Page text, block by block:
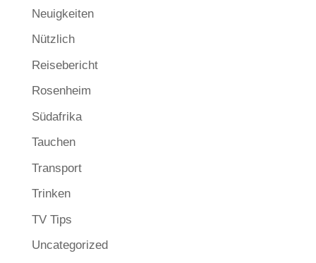
Neuigkeiten
Nützlich
Reisebericht
Rosenheim
Südafrika
Tauchen
Transport
Trinken
TV Tips
Uncategorized